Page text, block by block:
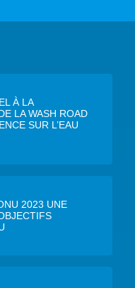
À LA
LA WASH ROAD
SUR L’EAU
2023 UNE